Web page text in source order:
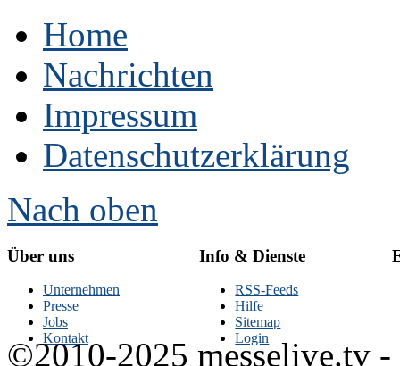
Home
Nachrichten
Impressum
Datenschutzerklärung
Nach oben
Über uns
Unternehmen
Presse
Jobs
Kontakt
Info & Dienste
RSS-Feeds
Hilfe
Sitemap
Login
©2010-2025 messelive.tv -